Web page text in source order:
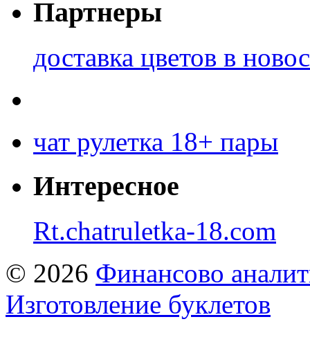
Партнеры
доставка цветов в
чат рулетка 18+ пары
Интересное
Rt.chatruletka-18.com
© 2026 Финансово
Изготовление буклетов